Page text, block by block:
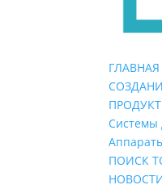
ГЛАВНАЯ
Системы
ПОИСК